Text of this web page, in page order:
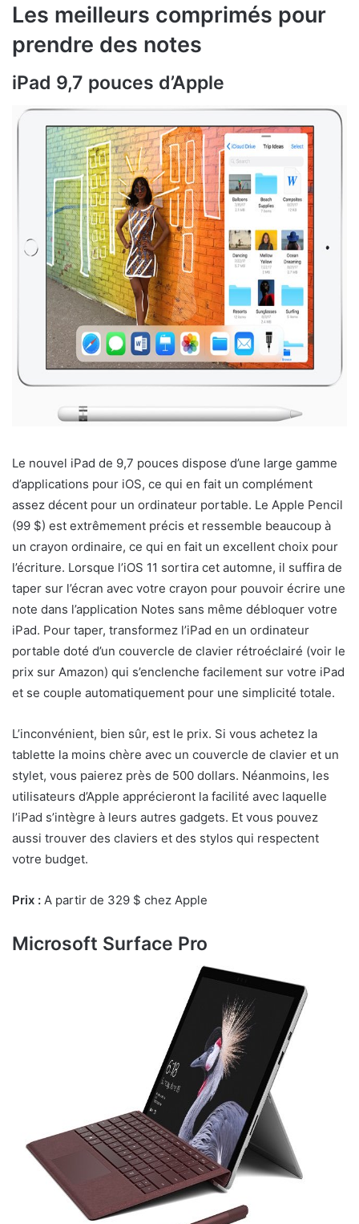
Les meilleurs comprimés pour
prendre des notes
iPad 9,7 pouces d’Apple
Le nouvel iPad de 9,7 pouces dispose d’une large gamme
d’applications pour iOS, ce qui en fait un complément
assez décent pour un ordinateur portable. Le Apple Pencil
(99 $) est extrêmement précis et ressemble beaucoup à
un crayon ordinaire, ce qui en fait un excellent choix pour
l’écriture. Lorsque l’iOS 11 sortira cet automne, il suffira de
taper sur l’écran avec votre crayon pour pouvoir écrire une
note dans l’application Notes sans même débloquer votre
iPad. Pour taper, transformez l’iPad en un ordinateur
portable doté d’un couvercle de clavier rétroéclairé (voir le
prix sur Amazon) qui s’enclenche facilement sur votre iPad
et se couple automatiquement pour une simplicité totale.
L’inconvénient, bien sûr, est le prix. Si vous achetez la
tablette la moins chère avec un couvercle de clavier et un
stylet, vous paierez près de 500 dollars. Néanmoins, les
utilisateurs d’Apple apprécieront la facilité avec laquelle
l’iPad s’intègre à leurs autres gadgets. Et vous pouvez
aussi trouver des claviers et des stylos qui respectent
votre budget.
Prix : A partir de 329 $ chez Apple
Microsoft Surface Pro